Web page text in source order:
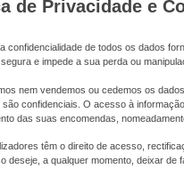
de Privacidade e
confidencialidade de todos os dados
e impede a sua perda ou
nem vendemos ou cedemos os
confidenciais. O acesso à
das suas encomendas,
têm o direito de acesso,
deseje, a qualquer momento, deixar